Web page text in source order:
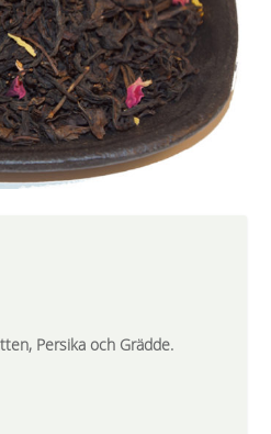
Persika och Grädde.